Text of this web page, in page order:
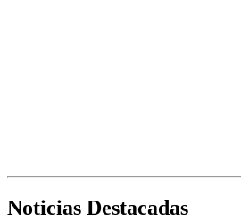
Noticias Destacadas